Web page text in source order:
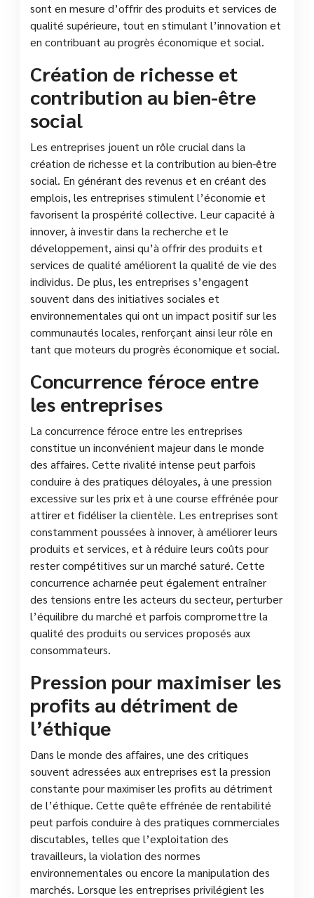
sont en mesure d’offrir des produits et services de
qualité supérieure, tout en stimulant l’innovation et
en contribuant au progrès économique et social.
Création de richesse et
contribution au bien-être
social
Les entreprises jouent un rôle crucial dans la
création de richesse et la contribution au bien-être
social. En générant des revenus et en créant des
emplois, les entreprises stimulent l’économie et
favorisent la prospérité collective. Leur capacité à
innover, à investir dans la recherche et le
développement, ainsi qu’à offrir des produits et
services de qualité améliorent la qualité de vie des
individus. De plus, les entreprises s’engagent
souvent dans des initiatives sociales et
environnementales qui ont un impact positif sur les
communautés locales, renforçant ainsi leur rôle en
tant que moteurs du progrès économique et social.
Concurrence féroce entre
les entreprises
La concurrence féroce entre les entreprises
constitue un inconvénient majeur dans le monde
des affaires. Cette rivalité intense peut parfois
conduire à des pratiques déloyales, à une pression
excessive sur les prix et à une course effrénée pour
attirer et fidéliser la clientèle. Les entreprises sont
constamment poussées à innover, à améliorer leurs
produits et services, et à réduire leurs coûts pour
rester compétitives sur un marché saturé. Cette
concurrence acharnée peut également entraîner
des tensions entre les acteurs du secteur, perturber
l’équilibre du marché et parfois compromettre la
qualité des produits ou services proposés aux
consommateurs.
Pression pour maximiser les
profits au détriment de
l’éthique
Dans le monde des affaires, une des critiques
souvent adressées aux entreprises est la pression
constante pour maximiser les profits au détriment
de l’éthique. Cette quête effrénée de rentabilité
peut parfois conduire à des pratiques commerciales
discutables, telles que l’exploitation des
travailleurs, la violation des normes
environnementales ou encore la manipulation des
marchés. Lorsque les entreprises privilégient les